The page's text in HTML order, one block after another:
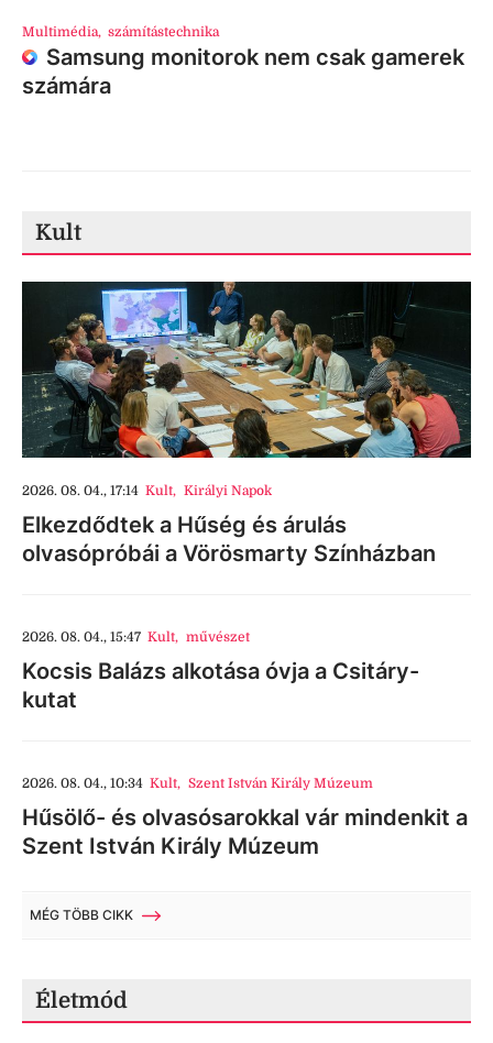
Multimédia, számítástechnika
Samsung monitorok nem csak gamerek
számára
Kult
2026. 08. 04., 17:14 Kult, Királyi Napok
Elkezdődtek a Hűség és árulás
olvasópróbái a Vörösmarty Színházban
2026. 08. 04., 15:47 Kult, művészet
Kocsis Balázs alkotása óvja a Csitáry-
kutat
2026. 08. 04., 10:34 Kult, Szent István Király Múzeum
Hűsölő- és olvasósarokkal vár mindenkit a
Szent István Király Múzeum
MÉG TÖBB CIKK
Életmód